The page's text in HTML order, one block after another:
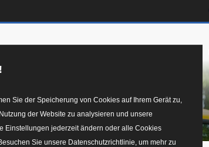
Sie der Speicherung von Cookies auf Ihrem Gerät zu,
der Website zu analysieren und unsere
Einstellungen jederzeit ändern oder alle Cookies
Sie unsere Datenschutzrichtlinie, um mehr zu